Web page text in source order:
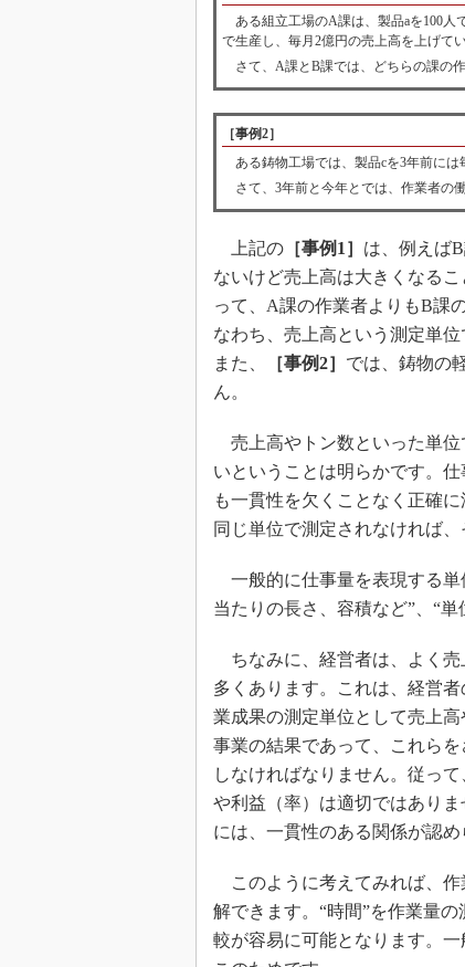
ある組立工場のA課は、製品aを100人
で生産し、毎月2億円の売上高を上げてい
さて、A課とB課では、どちらの課の
［事例2］
ある鋳物工場では、製品cを3年前には
さて、3年前と今年とでは、作業者の
上記の ［事例1］ は、例えば
ないけど売上高は大きくなる
って、A課の作業者よりもB課
なわち、売上高という測定単
また、
［事例2］ では、鋳物の
ん。
売上高やトン数といった単位
いということは明らかです。仕
も一貫性を欠くことなく正確
同じ単位で測定されなければ
一般的に仕事量を表現する単
当たりの長さ、容積など”、“
ちなみに、経営者は、よく売
多くあります。これは、経営
業成果の測定単位として売上
事業の結果であって、これら
しなければなりません。従っ
や利益（率）は適切ではあり
には、一貫性のある関係が認め
このように考えてみれば、作
解できます。“時間”を作業量
較が容易に可能となります。